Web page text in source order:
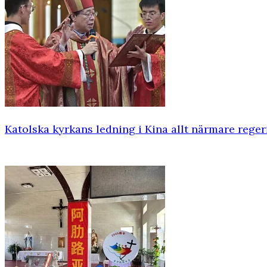
Katolska kyrkans ledning i Kina allt närmare